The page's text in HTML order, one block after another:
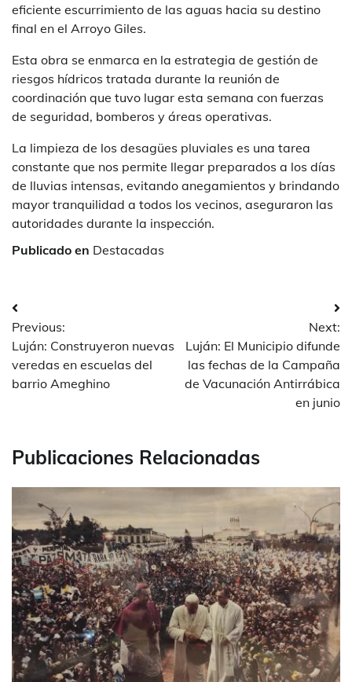
eficiente escurrimiento de las aguas hacia su destino
final en el Arroyo Giles.
Esta obra se enmarca en la estrategia de gestión de
riesgos hídricos tratada durante la reunión de
coordinación que tuvo lugar esta semana con fuerzas
de seguridad, bomberos y áreas operativas.
La limpieza de los desagües pluviales es una tarea
constante que nos permite llegar preparados a los días
de lluvias intensas, evitando anegamientos y brindando
mayor tranquilidad a todos los vecinos, aseguraron las
autoridades durante la inspección.
Publicado en Destacadas
Navegación
de
entradas
Previous:
Luján: Construyeron nuevas
veredas en escuelas del
barrio Ameghino
Next:
Luján: El Municipio difunde
las fechas de la Campaña
de Vacunación Antirrábica
en junio
Publicaciones Relacionadas